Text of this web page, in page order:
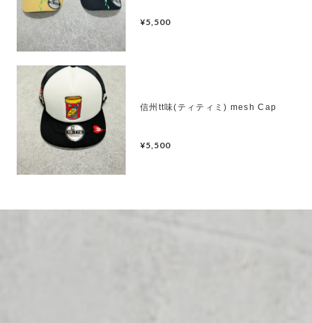
¥5,500
信州tt味(ティティミ) mesh Cap
¥5,500